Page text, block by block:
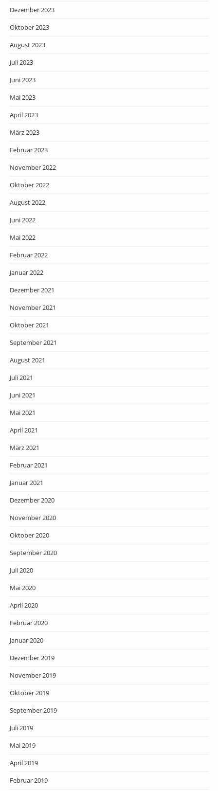
Dezember 2023
Oktober 2023
August 2023
Juli 2023
Juni 2023
Mai 2023
April 2023
März 2023
Februar 2023
November 2022
Oktober 2022
August 2022
Juni 2022
Mai 2022
Februar 2022
Januar 2022
Dezember 2021
November 2021
Oktober 2021
September 2021
August 2021
Juli 2021
Juni 2021
Mai 2021
April 2021
März 2021
Februar 2021
Januar 2021
Dezember 2020
November 2020
Oktober 2020
September 2020
Juli 2020
Mai 2020
April 2020
Februar 2020
Januar 2020
Dezember 2019
November 2019
Oktober 2019
September 2019
Juli 2019
Mai 2019
April 2019
Februar 2019